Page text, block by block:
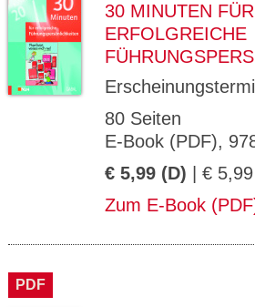
30 MINUTEN FÜR
ERFOLGREICHE
80 Seiten
E-Book (PDF),
€ 5,99 (D) | €
Zum E-Book
PDF